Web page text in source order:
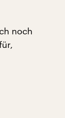
noch